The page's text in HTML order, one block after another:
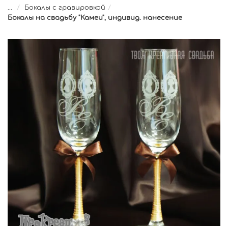
...
Бокалы с гравировкой
Бокалы на свадьбу "Камеи", индивид. нанесение